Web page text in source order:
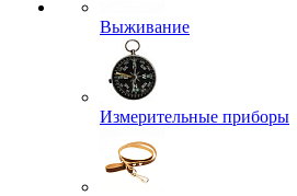
Выживание
Измерительные приборы